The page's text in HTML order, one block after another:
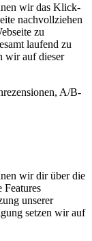
wir das Klick-
nachvollziehen
zu
laufend zu
wir auf dieser
A/B-
wir dir über die
Features
unserer
setzen wir auf